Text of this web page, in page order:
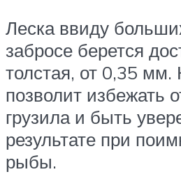
Леска ввиду
забросе берется
толстая, от 0,35 мм.
позволит избежать
грузила и быть
результате при
рыбы.